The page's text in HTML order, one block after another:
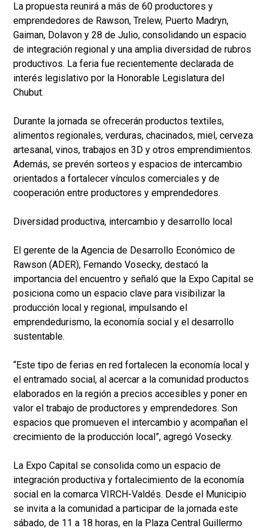
La propuesta reunirá a más de 60 productores y
emprendedores de Rawson, Trelew, Puerto Madryn,
Gaiman, Dolavon y 28 de Julio, consolidando un espacio
de integración regional y una amplia diversidad de rubros
productivos. La feria fue recientemente declarada de
interés legislativo por la Honorable Legislatura del
Chubut.
Durante la jornada se ofrecerán productos textiles,
alimentos regionales, verduras, chacinados, miel, cerveza
artesanal, vinos, trabajos en 3D y otros emprendimientos.
Además, se prevén sorteos y espacios de intercambio
orientados a fortalecer vínculos comerciales y de
cooperación entre productores y emprendedores.
Diversidad productiva, intercambio y desarrollo local
El gerente de la Agencia de Desarrollo Económico de
Rawson (ADER), Fernando Vosecky, destacó la
importancia del encuentro y señaló que la Expo Capital se
posiciona como un espacio clave para visibilizar la
producción local y regional, impulsando el
emprendedurismo, la economía social y el desarrollo
sustentable.
“Este tipo de ferias en red fortalecen la economía local y
el entramado social, al acercar a la comunidad productos
elaborados en la región a precios accesibles y poner en
valor el trabajo de productores y emprendedores. Son
espacios que promueven el intercambio y acompañan el
crecimiento de la producción local”, agregó Vosecky.
La Expo Capital se consolida como un espacio de
integración productiva y fortalecimiento de la economía
social en la comarca VIRCH-Valdés. Desde el Municipio
se invita a la comunidad a participar de la jornada este
sábado, de 11 a 18 horas, en la Plaza Central Guillermo